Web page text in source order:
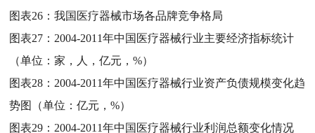
图表26：我国医疗器械市场各品牌竞争格局
图表27： 2004-2011年中国医疗器械行业主要经济指标统计
（单位：家，人，亿元，%）
图表28： 2004-2011年中国医疗器械行业资产负债规模变化趋
势图（单位：亿元，%）
图表29： 2004-2011年中国医疗器械行业利润总额变化情况